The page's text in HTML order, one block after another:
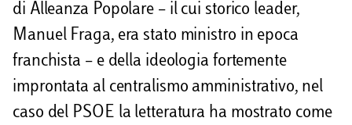
di Alleanza Popolare – il cui storico leader,
Manuel Fraga, era stato ministro in epoca
franchista – e della ideologia fortemente
improntata al centralismo amministrativo, nel
caso del PSOE la letteratura ha mostrato come